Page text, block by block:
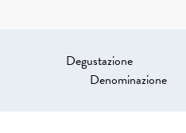
Degustazione
Denominazione